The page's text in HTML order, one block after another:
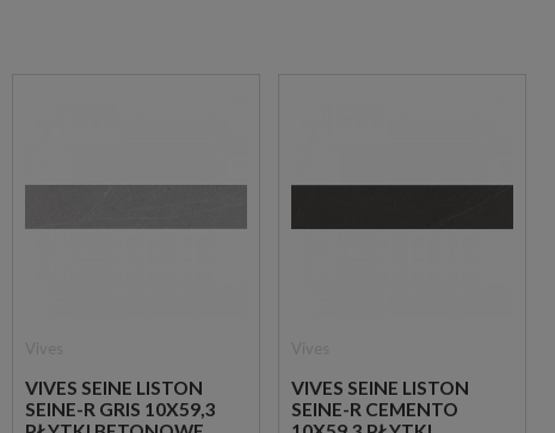
VIVES SEINE LISTON
SEINE-R GRIS 10X59,3
VIVES SEINE LISTON
SEINE-R CEMENTO